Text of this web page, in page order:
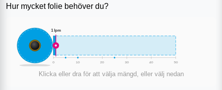
Hur mycket folie behöver du?
1 lpm
0 10 20 30 40 50
Klicka eller dra för att välja mängd, eller välj nedan